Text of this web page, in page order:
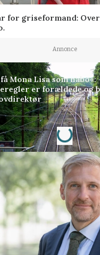
for griseformand:
Annonce
Mona Lisa som nabo«:
er forældede og
Annonce
Loading...